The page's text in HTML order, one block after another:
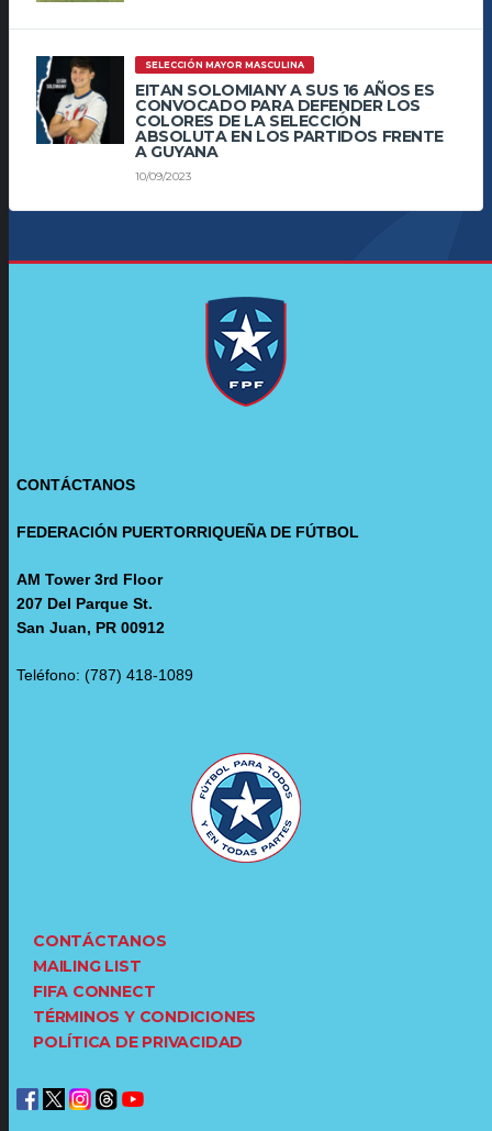
SELECCIÓN MAYOR MASCULINA
EITAN SOLOMIANY A SUS 16 AÑOS ES
CONVOCADO PARA DEFENDER LOS
COLORES DE LA SELECCIÓN
ABSOLUTA EN LOS PARTIDOS FRENTE
A GUYANA
10/09/2023
CONTÁCTANOS
FEDERACIÓN PUERTORRIQUEÑA DE FÚTBOL
AM Tower 3rd Floor
207 Del Parque St.
San Juan, PR 00912
Teléfono: (787) 418-1089
CONTÁCTANOS
MAILING LIST
FIFA CONNECT
TÉRMINOS Y CONDICIONES
POLÍTICA DE PRIVACIDAD